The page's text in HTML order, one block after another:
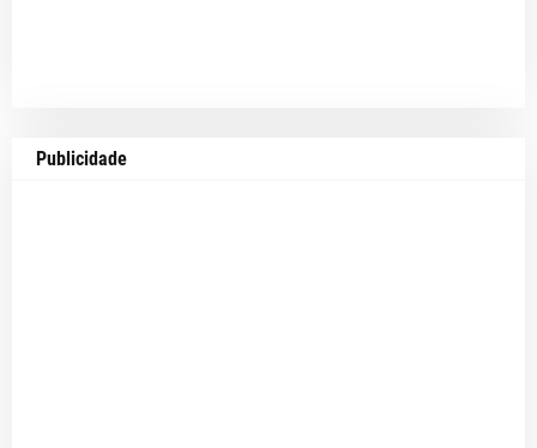
Publicidade